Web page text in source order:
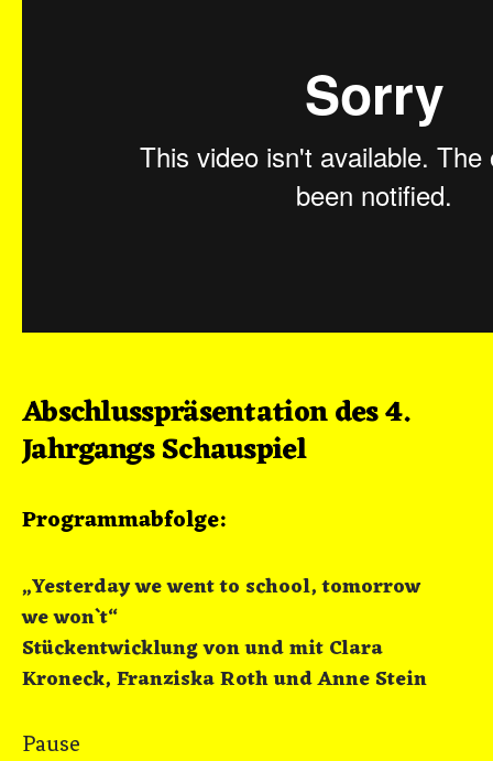
Abschlusspräsentation des 4.
Jahrgangs Schauspiel
Programmabfolge:
„Yesterday we went to school, tomorrow
we won`t“
Stückentwicklung von und mit Clara
Kroneck, Franziska Roth und Anne Stein
Pause